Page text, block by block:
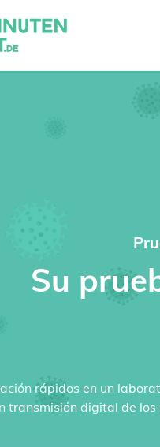
Su
rápidos en un
transmisión digital de